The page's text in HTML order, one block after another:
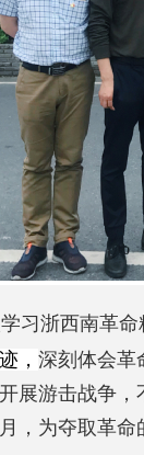
习浙西南革命
， 深刻体会革
展游击战争
，为夺取革